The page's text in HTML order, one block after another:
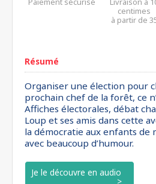
centimes
à partir de
Résumé
Organiser une élection pour
prochain chef de la forêt, ce
Affiches électorales, débat
Loup et ses amis dans cette
la démocratie aux enfants de
avec beaucoup d’humour.
Je le découvre en audio